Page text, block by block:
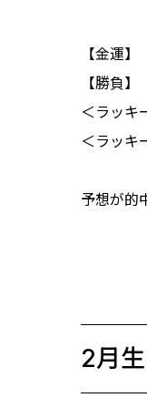
【金運
【勝負
＜ラッ
＜ラッ
予想が的
2月